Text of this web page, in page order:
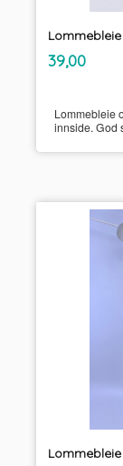
Pris
39,00mva.
Lommebleie
innside. God